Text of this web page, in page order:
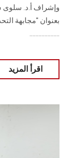
وإشراف أ.د. سلوى
بعنوان "مجابهة
....................
اقرأ المزيد